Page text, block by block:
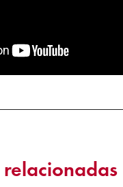
relacionadas